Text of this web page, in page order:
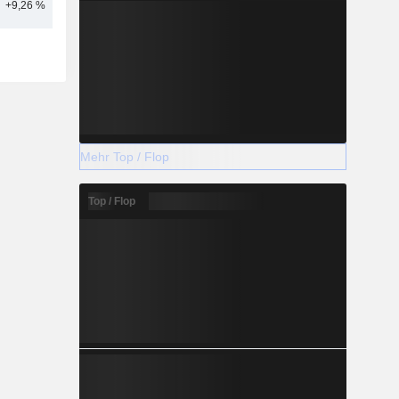
+9,26 %
Mehr Top / Flop
Top / Flop